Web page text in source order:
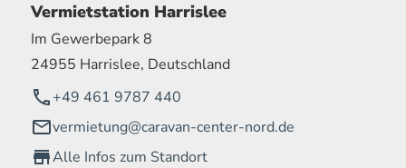
Vermietstation Harrislee
Im Gewerbepark 8
24955 Harrislee, Deutschland
+49 461 9787 440
vermietung@caravan-center-nord.de
Alle Infos zum Standort